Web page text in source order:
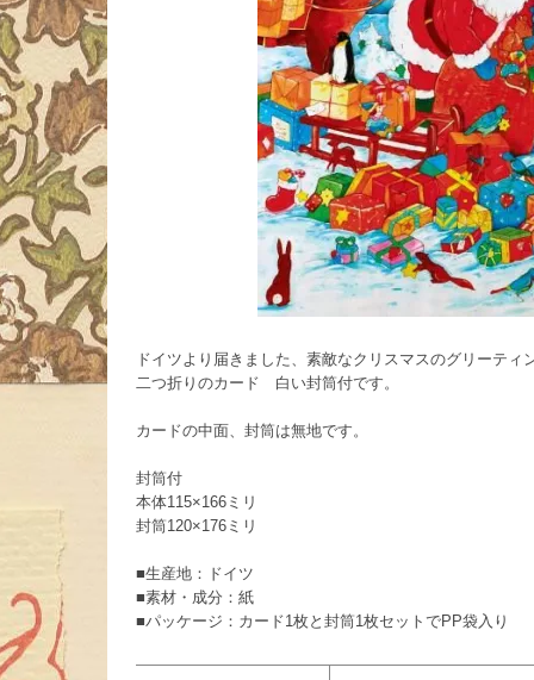
ドイツより届きました、素敵なクリスマスのグリーティ
二つ折りのカード 白い封筒付です。
カードの中面、封筒は無地です。
封筒付
本体115×166ミリ
封筒120×176ミリ
■生産地：ドイツ
■素材・成分：紙
■パッケージ：カード1枚と封筒1枚セットでPP袋入り